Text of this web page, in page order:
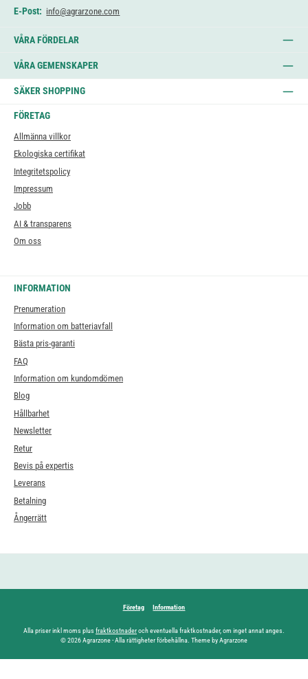
E-Post: info@agrarzone.com
VÅRA FÖRDELAR
VÅRA GEMENSKAPER
SÄKER SHOPPING
FÖRETAG
Allmänna villkor
Ekologiska certifikat
Integritetspolicy
Impressum
Jobb
AI & transparens
Om oss
INFORMATION
Prenumeration
Information om batteriavfall
Bästa pris-garanti
FAQ
Information om kundomdömen
Blog
Hållbarhet
Newsletter
Retur
Bevis på expertis
Leverans
Betalning
Ångerrätt
Företag Information
Alla priser inkl moms plus fraktkostnaderoch eventuella fraktkostnader, om inget annat anges.
© 2026 Agrarzone - Alla rättigheter förbehållna. Theme by Agrarzone